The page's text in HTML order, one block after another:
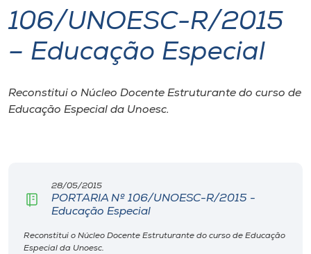
I.nova
Cultura
Biblioteca
Editora
106/UNOESC-R/2015
– Educação Especial
Reconstitui o Núcleo Docente Estruturante do curso de
Educação Especial da Unoesc.
28/05/2015
PORTARIA Nº 106/UNOESC-R/2015 -
Educação Especial
Reconstitui o Núcleo Docente Estruturante do curso de Educação
Especial da Unoesc.